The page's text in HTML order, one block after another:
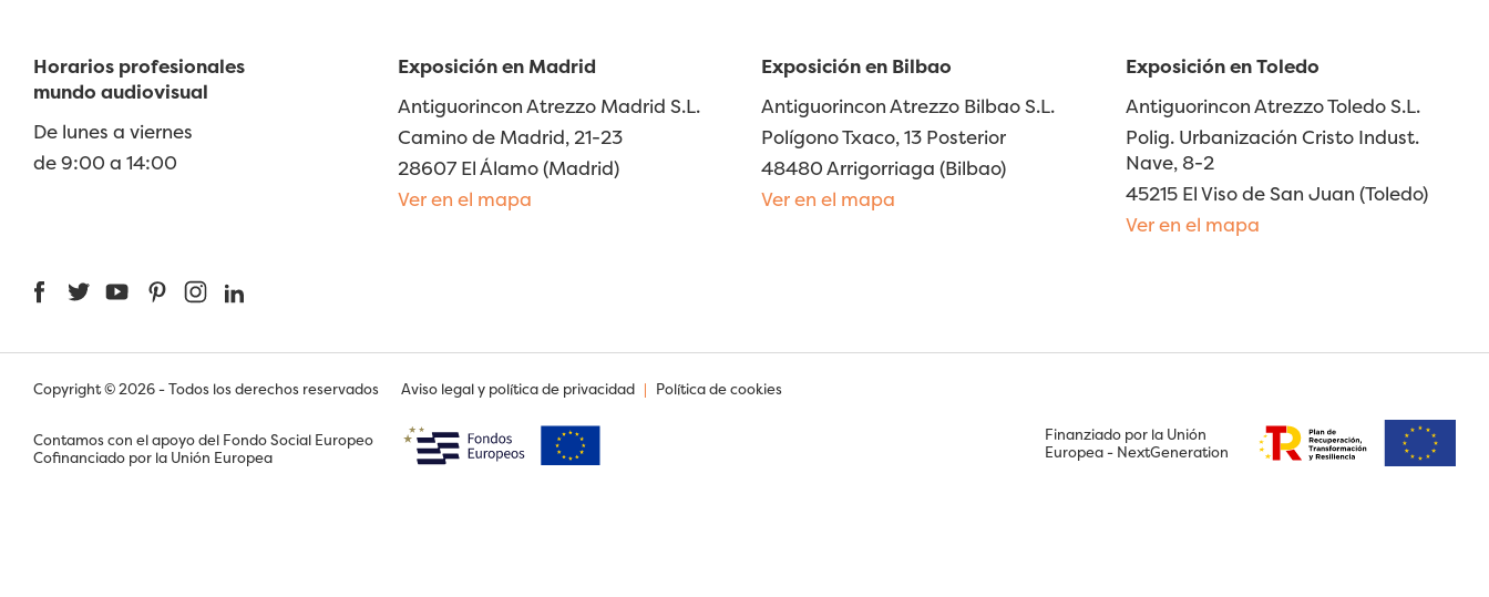
Horarios profesionales
mundo audiovisual
De lunes a viernes
de 9:00 a 14:00
Exposición en Madrid
Antiguorincon Atrezzo Madrid S.L.
Camino de Madrid, 21-23
28607 El Álamo (Madrid)
Ver en el mapa
Exposición en Bilbao
Antiguorincon Atrezzo Bilbao S.L.
Polígono Txaco, 13 Posterior
48480 Arrigorriaga (Bilbao)
Ver en el mapa
Exposición en Toledo
Antiguorincon Atrezzo Toledo S.L.
Polig. Urbanización Cristo Indust.
Nave, 8-2
45215 El Viso de San Juan (Toledo)
Ver en el mapa
FacebookTwitterYouTubePinterestInstagram
Copyright © 2026 - Todos los derechos reservados Aviso legal y política de privacidad | Política de cookies
Contamos con el apoyo del Fondo Social Europeo
Cofinanciado por la Unión Europea
Finanziado por la Unión
Europea - NextGeneration